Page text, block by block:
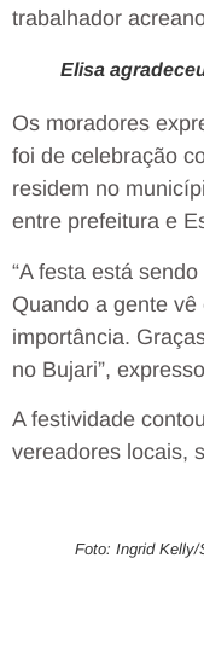
trabalhador
Elisa
Os moradores
foi de celebração
residem no
entre prefeitura e
“A festa está
Quando a gente
importância.
no Bujari”,
A festividade
vereadores locais,
Foto: Ingrid Kelly/